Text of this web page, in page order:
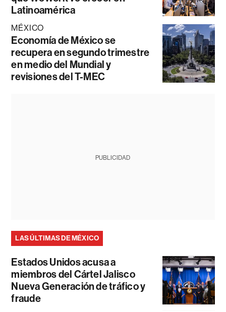
Latinoamérica
MÉXICO
Economía de México se
recupera en segundo trimestre
en medio del Mundial y
revisiones del T-MEC
PUBLICIDAD
LAS ÚLTIMAS DE MÉXICO
Estados Unidos acusa a
miembros del Cártel Jalisco
Nueva Generación de tráfico y
fraude